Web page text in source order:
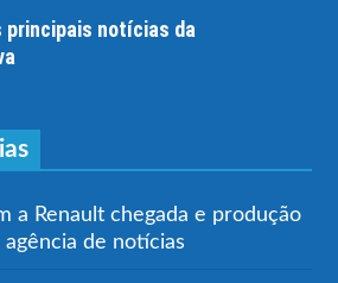
principais notícias da
a Renault chegada e produção
agência de notícias